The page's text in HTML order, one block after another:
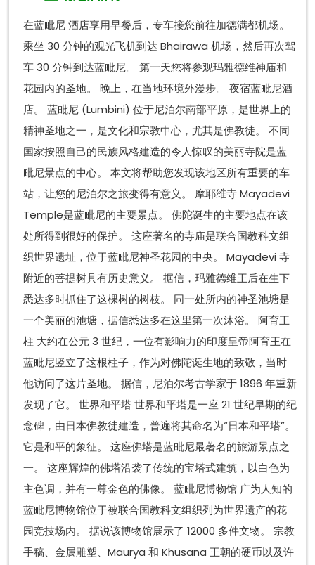
在蓝毗尼 酒店享用早餐后，专车接您前往加德满都机场。
乘坐 30 分钟的观光飞机到达 Bhairawa 机场，然后再次驾
车 30 分钟到达蓝毗尼。 第一天您将参观玛雅德维神庙和
花园内的圣地。 晚上，在当地环境外漫步。 夜宿蓝毗尼酒
店。 蓝毗尼 (Lumbini) 位于尼泊尔南部平原，是世界上的
精神圣地之一，是文化和宗教中心，尤其是佛教徒。 不同
国家按照自己的民族风格建造的令人惊叹的美丽寺院是蓝
毗尼景点的中心。 本文将帮助您发现该地区所有重要的车
站，让您的尼泊尔之旅变得有意义。 摩耶维寺 Mayadevi
Temple是蓝毗尼的主要景点。 佛陀诞生的主要地点在该
处所得到很好的保护。 这座著名的寺庙是联合国教科文组
织世界遗址，位于蓝毗尼神圣花园的中央。 Mayadevi 寺
附近的菩提树具有历史意义。 据信，玛雅德维王后在生下
悉达多时抓住了这棵树的树枝。 同一处所内的神圣池塘是
一个美丽的池塘，据信悉达多在这里第一次沐浴。 阿育王
柱 大约在公元 3 世纪，一位有影响力的印度皇帝阿育王在
蓝毗尼竖立了这根柱子，作为对佛陀诞生地的致敬，当时
他访问了这片圣地。 据信，尼泊尔考古学家于 1896 年重新
发现了它。 世界和平塔 世界和平塔是一座 21 世纪早期的纪
念碑，由日本佛教徒建造，普遍将其命名为“日本和平塔”。
它是和平的象征。 这座佛塔是蓝毗尼最著名的旅游景点之
一。 这座辉煌的佛塔沿袭了传统的宝塔式建筑，以白色为
主色调，并有一尊金色的佛像。 蓝毗尼博物馆 广为人知的
蓝毗尼博物馆位于被联合国教科文组织列为世界遗产的花
园竞技场内。 据说该博物馆展示了 12000 多件文物。 宗教
手稿、金属雕塑、Maurya 和 Khusana 王朝的硬币以及许